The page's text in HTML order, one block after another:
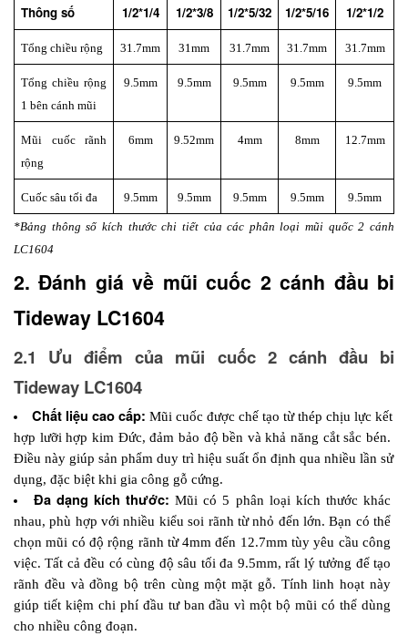
Thông số 1/2*1/4 1/2*3/8 1/2*5/32 1/2*5/16 1/2*1/2
Tổng chiều rộng 31.7mm 31mm 31.7mm 31.7mm 31.7mm
Tổng chiều rộng
1 bên cánh mũi
9.5mm 9.5mm 9.5mm 9.5mm 9.5mm
Mũi cuốc rãnh
rộng
6mm 9.52mm 4mm 8mm 12.7mm
Cuốc sâu tối đa 9.5mm 9.5mm 9.5mm 9.5mm 9.5mm
*Bảng thông số kích thước chi tiết của các phân loại mũi quốc 2 cánh
LC1604
2. Đánh giá về mũi cuốc 2 cánh đầu bi
Tideway LC1604
2.1 Ưu điểm của mũi cuốc 2 cánh đầu bi
Tideway LC1604
Chất liệu cao cấp: Mũi cuốc được chế tạo từ thép chịu lực kết
hợp lưỡi hợp kim Đức, đảm bảo độ bền và khả năng cắt sắc bén.
Điều này giúp sản phẩm duy trì hiệu suất ổn định qua nhiều lần sử
dụng, đặc biệt khi gia công gỗ cứng.
Đa dạng kích thước: Mũi có 5 phân loại kích thước khác
nhau, phù hợp với nhiều kiểu soi rãnh từ nhỏ đến lớn. Bạn có thể
chọn mũi có độ rộng rãnh từ 4mm đến 12.7mm tùy yêu cầu công
việc. Tất cả đều có cùng độ sâu tối đa 9.5mm, rất lý tưởng để tạo
rãnh đều và đồng bộ trên cùng một mặt gỗ. Tính linh hoạt này
giúp tiết kiệm chi phí đầu tư ban đầu vì một bộ mũi có thể dùng
cho nhiều công đoạn.